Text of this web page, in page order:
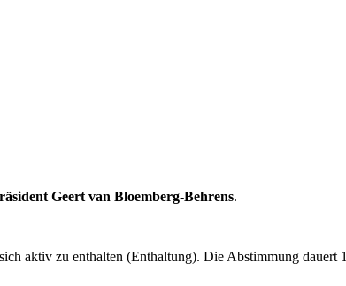
Geert van Bloemberg-Behrens.
aktiv zu enthalten (Enthaltung). Die Abstimmung dauert